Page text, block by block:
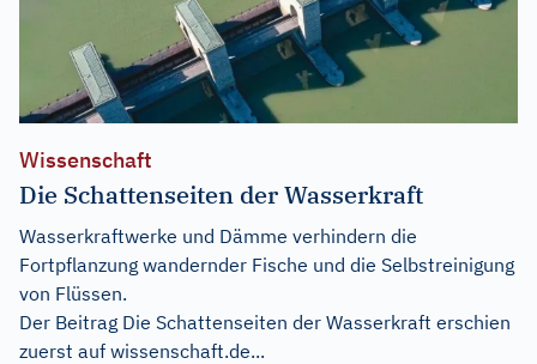
Wissenschaft
Die Schattenseiten der Wasserkraft
Wasserkraftwerke und Dämme verhindern die
Fortpflanzung wandernder Fische und die Selbstreinigung
von Flüssen.
Der Beitrag Die Schattenseiten der Wasserkraft erschien
zuerst auf wissenschaft.de...